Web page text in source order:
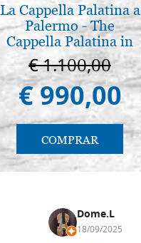
La Cappella Palatina a
Palermo - The
Cappella Palatina in
Palermo
€ 1.100,00
€ 990,00
COMPRAR
Dome.L
18/09/2025